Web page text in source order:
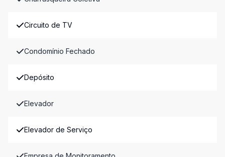
Circuito de TV
Condomínio Fechado
Depósito
Elevador
Elevador de Serviço